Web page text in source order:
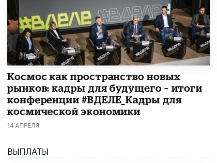
Космос как пространство новых
рынков: кадры для будущего – итоги
конференции #ВДЕЛЕ_Кадры для
космической экономики
14 АПРЕЛЯ
ВЫПЛАТЫ